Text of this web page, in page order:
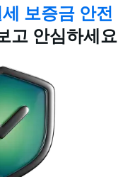
보증금 안전
고 안심하세요